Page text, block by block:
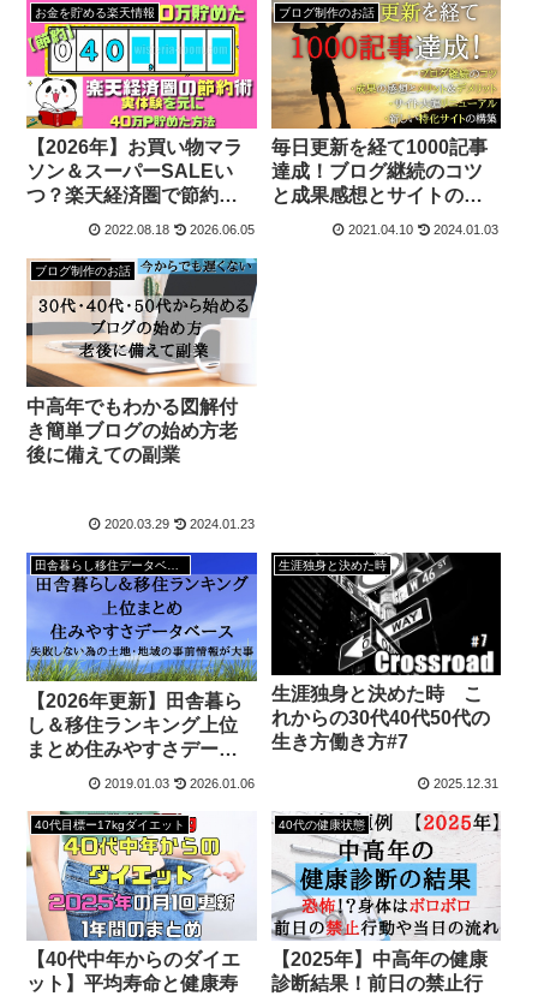
お金を貯める楽天情報
【2026年】お買い物マラ
ソン＆スーパーSALEい
つ？楽天経済圏で節約生
活＆ポイ活
2022.08.18 2026.06.05
ブログ制作のお話
毎日更新を経て1000記事
達成！ブログ継続のコツ
と成果感想とサイトの今
2021.04.10 2024.01.03
ブログ制作のお話
中高年でもわかる図解付
き簡単ブログの始め方老
後に備えての副業
2020.03.29 2024.01.23
田舎暮らし移住データベース
【2026年更新】田舎暮ら
し＆移住ランキング上位
まとめ住みやすさデータ
2019.01.03 2026.01.06
生涯独身と決めた時
生涯独身と決めた時 こ
れからの30代40代50代の
生き方働き方#7
2025.12.31
40代目標ー17kgダイエット
【40代中年からのダイエ
ット】平均寿命と健康寿
40代の健康状態
【2025年】中高年の健康
診断結果！前日の禁止行